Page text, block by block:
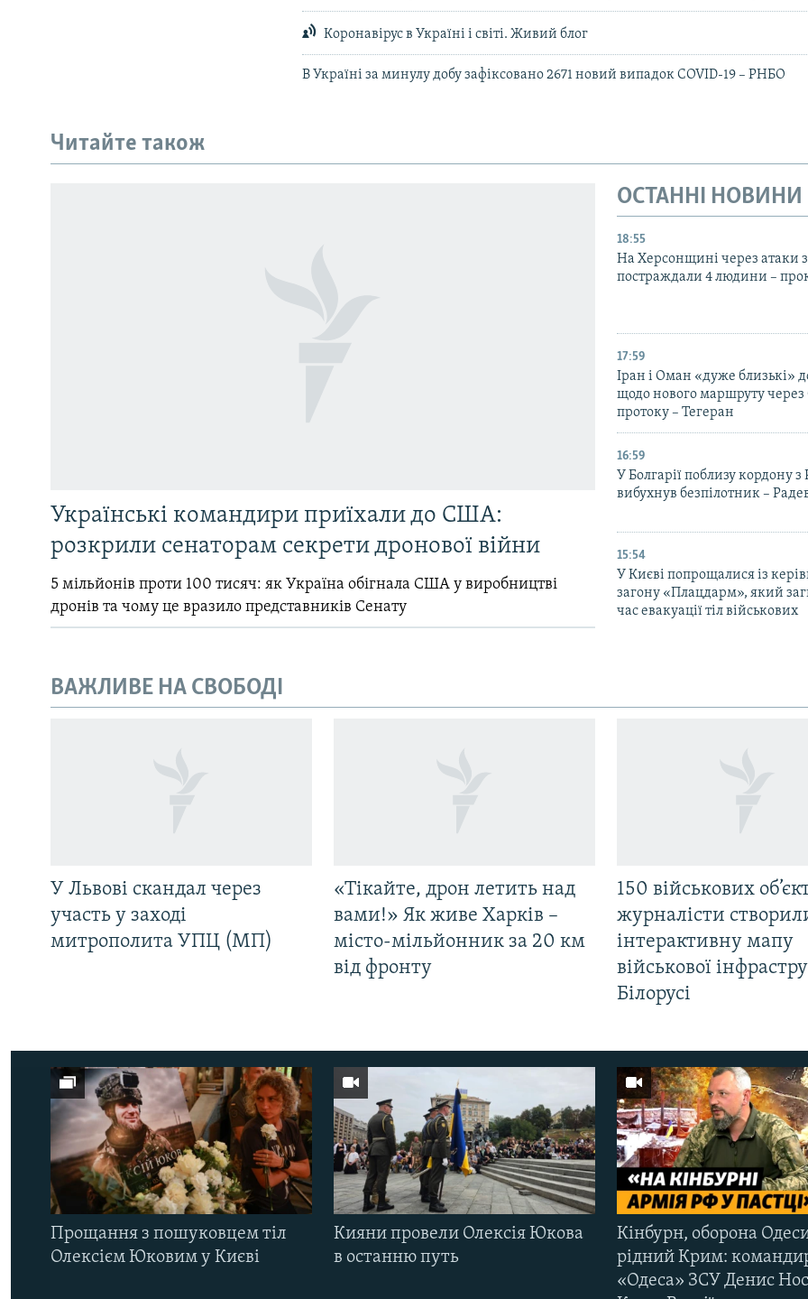
Коронавірус в Україні і світі. Живий блог
В Україні за минулу добу зафіксовано 2671 новий випадок COVID-19 – РНБО
Читайте також
Українські командири приїхали до США:
розкрили сенаторам секрети дронової війни
5 мільйонів проти 100 тисяч: як Україна обігнала США у виробництві
дронів та чому це вразило представників Сенату
ОСТАННІ НОВИНИ
18:55
На Херсонщині через атаки
постраждали 4 людини –
17:59
Іран і Оман «дуже близькі»
щодо нового маршруту
протоку – Тегеран
16:59
У Болгарії поблизу кордону
вибухнув безпілотник –
15:54
У Києві попрощалися із
загону «Плацдарм», який
час евакуації тіл військових
ВАЖЛИВЕ НА СВОБОДІ
У Львові скандал через
участь у заході
митрополита УПЦ (МП)
«Тікайте, дрон летить над
вами!» Як живе Харків –
місто-мільйонник за 20 км
від фронту
150 військових
журналісти
інтерактивну мапу
військової
Білорусі
Прощання з пошуковцем тіл
Олексієм Юковим у Києві
Кияни провели Олексія Юкова
в останню путь
Кінбурн, оборона
рідний Крим:
«Одеса» ЗСУ Денис